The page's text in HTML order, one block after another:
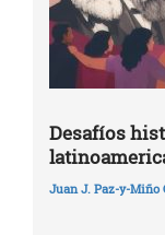
Desafíos
Juan J. Paz-y-Miño